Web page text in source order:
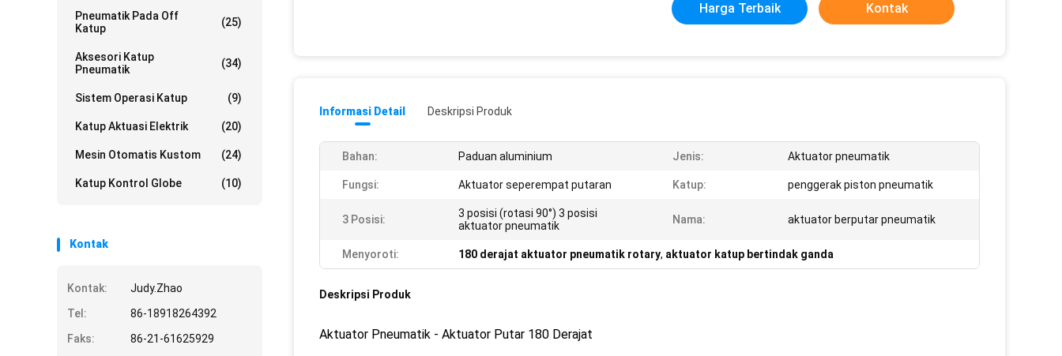
Pneumatik Pada Off
Katup
(25)
Aksesori Katup
Pneumatik
(34)
Sistem Operasi Katup (9)
Katup Aktuasi Elektrik (20)
Mesin Otomatis Kustom (24)
Katup Kontrol Globe (10)
Kontak
Kontak:
Judy.Zhao
Tel:
86-18918264392
Faks:
86-21-61625929
Harga Terbaik Kontak
Informasi Detail Deskripsi Produk
Bahan: Paduan aluminium Jenis: Aktuator pneumatik
Fungsi: Aktuator seperempat putaran Katup: penggerak piston pneumatik
3 Posisi:
3 posisi (rotasi 90°) 3 posisi
aktuator pneumatik
Nama: aktuator berputar pneumatik
Menyoroti: 180 derajat aktuator pneumatik rotary, aktuator katup bertindak ganda
Deskripsi Produk
Aktuator Pneumatik - Aktuator Putar 180 Derajat